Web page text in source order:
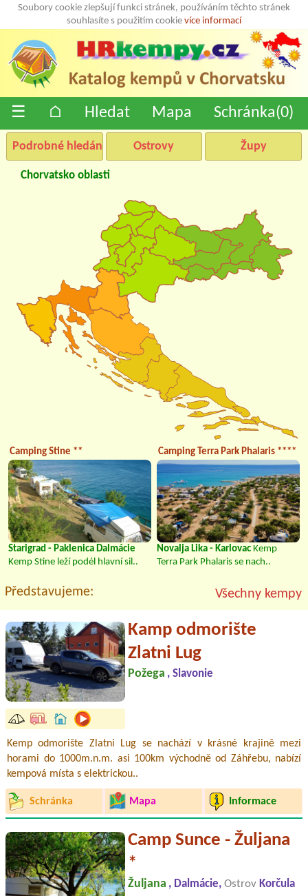
Soubory cookie zlepšují funkci stránek, používáním těchto stránek
souhlasíte s použitím cookie více informací
☰ ⌂ Hledat Mapa Schránka(0)
Podrobné hledání Ostrovy Župy
Chorvatsko oblasti
Camping Stine **
Starigrad - Paklenica Dalmácie
Kemp Stine leží podél hlavní sil..
Camping Terra Park Phalaris ****
Novalja Lika - Karlovac Kemp
Terra Park Phalaris se nach..
Představujeme: Všechny kempy
Kamp odmorište
Zlatni Lug
Požega , Slavonie
Kemp odmorište Zlatni Lug se nachází v krásné krajině mezi
horami do 1000m.n.m. asi 100km východně od Záhřebu, nabízí
kempová místa s elektrickou..
Schránka Mapa Informace
Camp Sunce - Žuljana
*
Žuljana , Dalmácie, Ostrov Korčula